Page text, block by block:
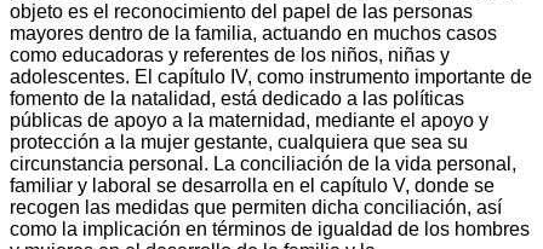
objeto es el reconocimiento del papel de las personas
mayores dentro de la familia, actuando en muchos casos
como educadoras y referentes de los niños, niñas y
adolescentes. El capítulo IV, como instrumento importante de
fomento de la natalidad, está dedicado a las políticas
públicas de apoyo a la maternidad, mediante el apoyo y
protección a la mujer gestante, cualquiera que sea su
circunstancia personal. La conciliación de la vida personal,
familiar y laboral se desarrolla en el capítulo V, donde se
recogen las medidas que permiten dicha conciliación, así
como la implicación en términos de igualdad de los hombres